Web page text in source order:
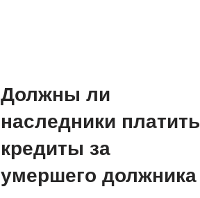
Должны ли
наследники платить
кредиты за
умершего должника